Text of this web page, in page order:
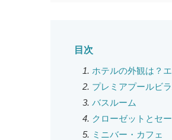
目次
ホテルの外観は？
プレミアプールビ
バスルーム
クローゼットとセ
ミニバー・カフェ